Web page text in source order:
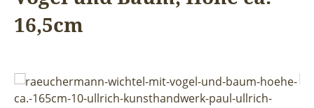
16,5cm
Bildergalerie überspringen